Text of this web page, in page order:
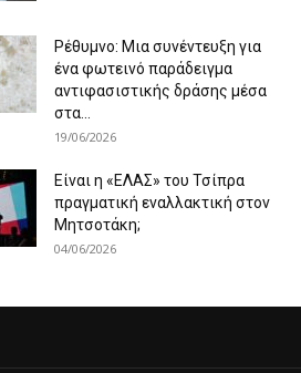
Ρέθυμνο: Μια συνέντευξη για
ένα φωτεινό παράδειγμα
αντιφασιστικής δράσης μέσα
στα...
19/06/2026
Είναι η «ΕΛΑΣ» του Τσίπρα
πραγματική εναλλακτική στον
Μητσοτάκη;
04/06/2026